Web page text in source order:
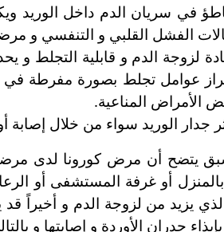
في سريان الدم داخل الوريد
الفشل القلبي و التنفسي و
لزوجة الدم و قابلية التجلط
عوامل تجلط بصورة مفرطة في
الأمراض المناعية.
جدار الوريد سواء من خلال
أو غرفة المستشفى أو
الذي يزيد من لزوجة الدم و
جدران الأوردة و إصابتها و